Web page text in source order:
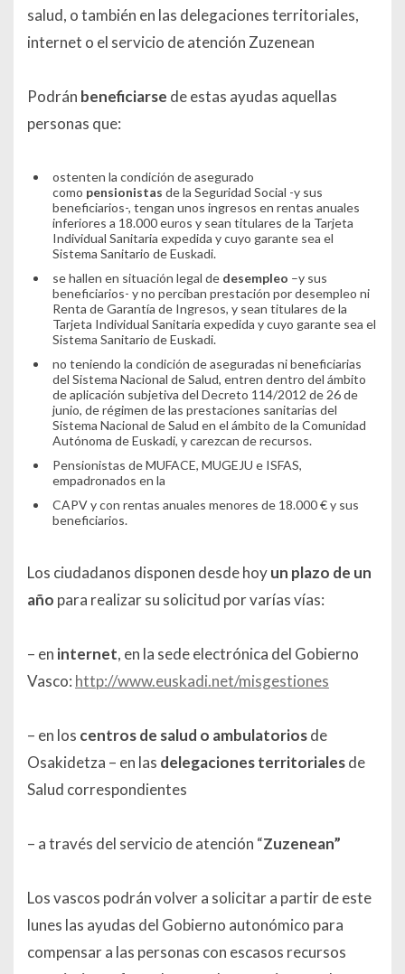
salud, o también en las delegaciones territoriales,
internet o el servicio de atención Zuzenean
Podrán beneficiarse de estas ayudas aquellas
personas que:
ostenten la condición de asegurado
como pensionistas de la Seguridad Social -y sus
beneficiarios-, tengan unos ingresos en rentas anuales
inferiores a 18.000 euros y sean titulares de la Tarjeta
Individual Sanitaria expedida y cuyo garante sea el
Sistema Sanitario de Euskadi.
se hallen en situación legal de desempleo –y sus
beneficiarios- y no perciban prestación por desempleo ni
Renta de Garantía de Ingresos, y sean titulares de la
Tarjeta Individual Sanitaria expedida y cuyo garante sea el
Sistema Sanitario de Euskadi.
no teniendo la condición de aseguradas ni beneficiarias
del Sistema Nacional de Salud, entren dentro del ámbito
de aplicación subjetiva del Decreto 114/2012 de 26 de
junio, de régimen de las prestaciones sanitarias del
Sistema Nacional de Salud en el ámbito de la Comunidad
Autónoma de Euskadi, y carezcan de recursos.
Pensionistas de MUFACE, MUGEJU e ISFAS,
empadronados en la
CAPV y con rentas anuales menores de 18.000 € y sus
beneficiarios.
Los ciudadanos disponen desde hoyun plazo de un
año para realizar su solicitud por varías vías:
– en internet, en la sede electrónica del Gobierno
Vasco: http://www.euskadi.net/misgestiones
– en los centros de salud o ambulatoriosde
Osakidetza – en las delegaciones territorialesde
Salud correspondientes
– a través del servicio de atención “Zuzenean”
Los vascos podrán volver a solicitar a partir de este
lunes las ayudas del Gobierno autonómico para
compensar a las personas con escasos recursos